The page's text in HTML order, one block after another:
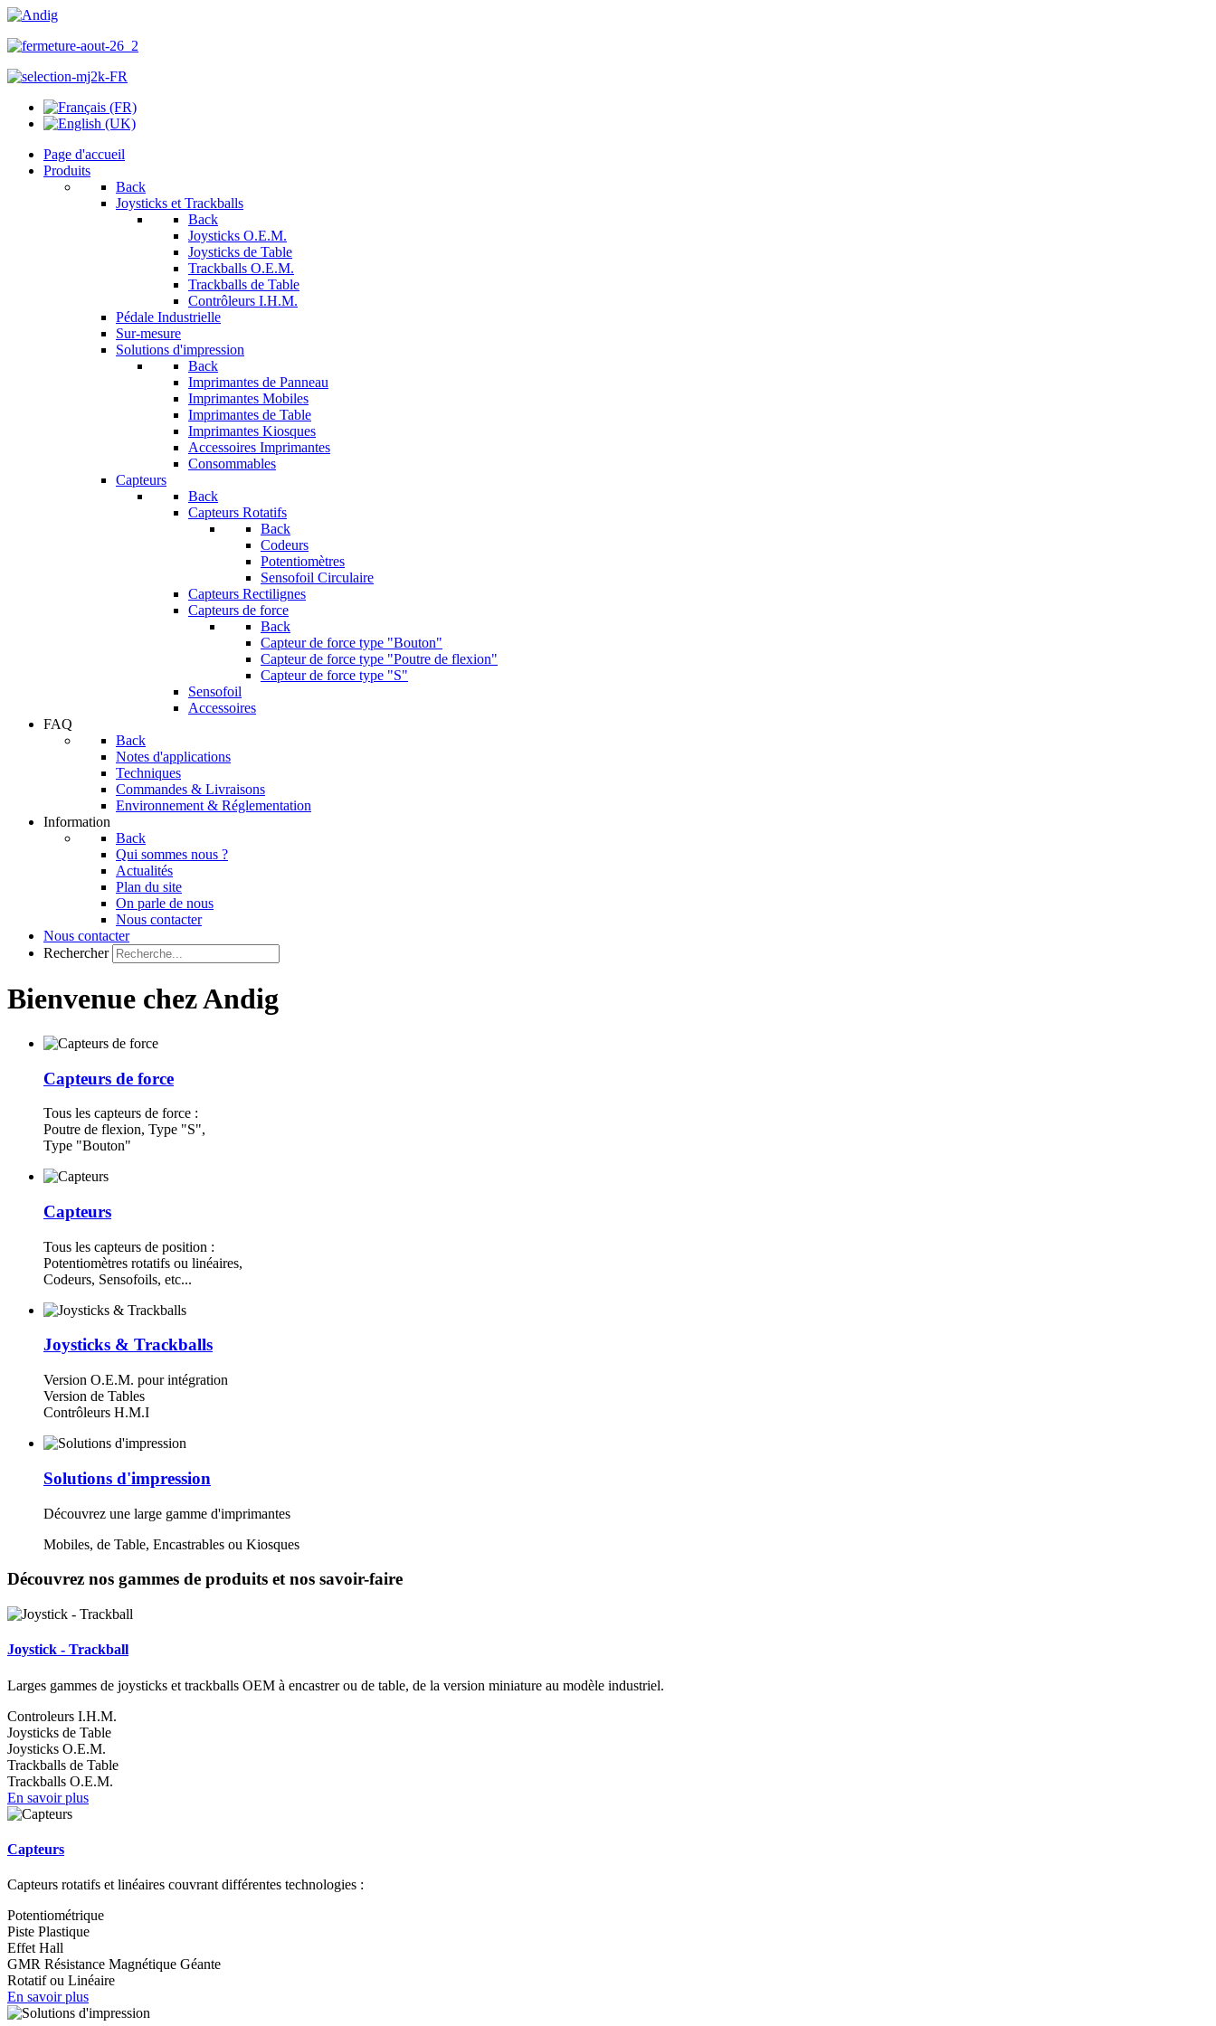
Page d'accueil
Produits
Back
Joysticks et Trackballs
Back
Joysticks O.E.M.
Joysticks de Table
Trackballs O.E.M.
Trackballs de Table
Contrôleurs I.H.M.
Pédale Industrielle
Sur-mesure
Solutions d'impression
Back
Imprimantes de Panneau
Imprimantes Mobiles
Imprimantes de Table
Imprimantes Kiosques
Accessoires Imprimantes
Consommables
Capteurs
Back
Capteurs Rotatifs
Back
Codeurs
Potentiomètres
Sensofoil Circulaire
Capteurs Rectilignes
Capteurs de force
Back
Capteur de force type "Bouton"
Capteur de force type "Poutre de flexion"
Capteur de force type "S"
Sensofoil
Accessoires
FAQ
Back
Notes d'applications
Techniques
Commandes & Livraisons
Environnement & Réglementation
Information
Back
Qui sommes nous ?
Actualités
Plan du site
On parle de nous
Nous contacter
Nous contacter
Rechercher
Bienvenue chez Andig
Capteurs de force
Tous les capteurs de force :
Poutre de flexion, Type "S",
Type "Bouton"
Capteurs
Tous les capteurs de position :
Potentiomètres rotatifs ou linéaires,
Codeurs, Sensofoils, etc...
Joysticks & Trackballs
Version O.E.M. pour intégration
Version de Tables
Contrôleurs H.M.I
Solutions d'impression
Découvrez une large gamme d'imprimantes
Mobiles, de Table, Encastrables ou Kiosques
Découvrez nos gammes de produits et nos savoir-faire
Joystick - Trackball
Larges gammes de joysticks et trackballs OEM à encastrer ou de table, de la version miniature au modèle industriel.
Controleurs I.H.M.
Joysticks de Table
Joysticks O.E.M.
Trackballs de Table
Trackballs O.E.M.
En savoir plus
Capteurs
Capteurs rotatifs et linéaires couvrant différentes technologies :
Potentiométrique
Piste Plastique
Effet Hall
GMR Résistance Magnétique Géante
Rotatif ou Linéaire
En savoir plus